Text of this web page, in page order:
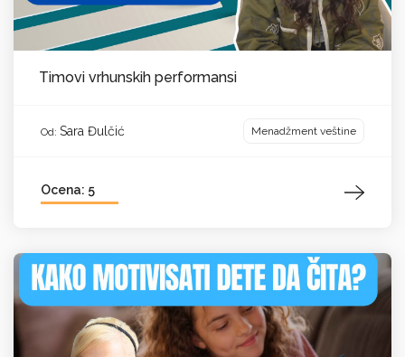
Timovi vrhunskih performansi
Od: Sara Đulčić Menadžment veštine
Ocena: 5